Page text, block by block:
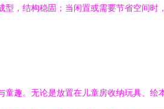
，结构稳固；当闲置或需要节省空间时
趣。无论是放置在儿童房收纳玩具、